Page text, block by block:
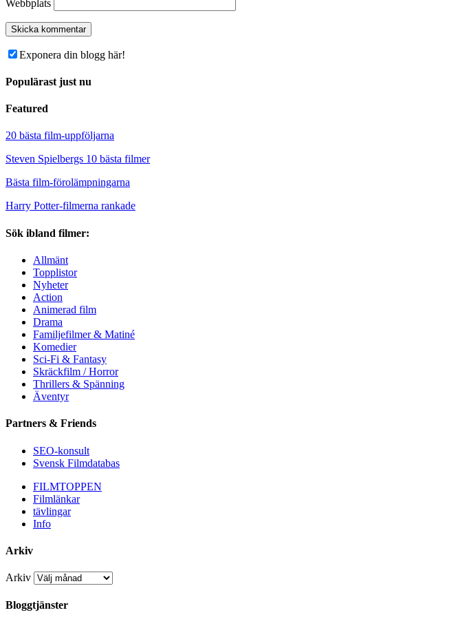
Webbplats
Exponera din blogg här!
Populärast just nu
Featured
20 bästa film-uppföljarna
Steven Spielbergs 10 bästa filmer
Bästa film-förolämpningarna
Harry Potter-filmerna rankade
Sök ibland filmer:
Allmänt
Topplistor
Nyheter
Action
Animerad film
Drama
Familjefilmer & Matiné
Komedier
Sci-Fi & Fantasy
Skräckfilm / Horror
Thrillers & Spänning
Äventyr
Partners & Friends
SEO-konsult
Svensk Filmdatabas
FILMTOPPEN
Filmlänkar
tävlingar
Info
Arkiv
Arkiv
Bloggtjänster